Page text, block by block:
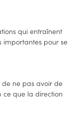
qui entraînent
importantes pour se
de ne pas avoir de
ce que la direction